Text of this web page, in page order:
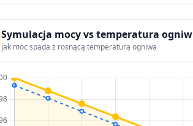
Symulacja mocy vs temperatura ogniw
jak moc spada z rosnącą temperaturą ogniwa